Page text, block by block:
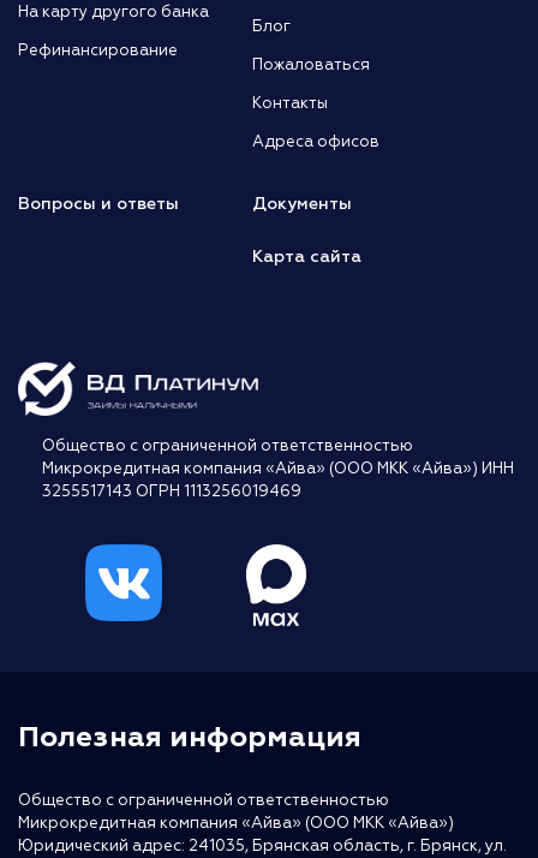
На карту другого банка
Рефинансирование
Блог
Пожаловаться
Контакты
Адреса офисов
Вопросы и ответы Документы
Карта сайта
Общество с ограниченной ответственностью
Микрокредитная компания «Айва» (ООО МКК «Айва») ИНН
3255517143 ОГРН 1113256019469
Полезная информация
Общество с ограниченной ответственностью
Микрокредитная компания «Айва» (ООО МКК «Айва»)
Юридический адрес: 241035, Брянская область, г. Брянск, ул.